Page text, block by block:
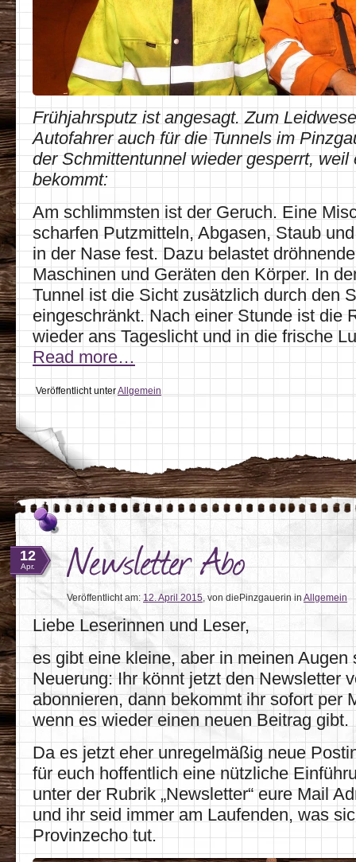
Frühjahrsputz ist angesagt. Zum
Autofahrer auch für die Tunnels im
der Schmittentunnel wieder gesperrt, weil
bekommt:
Am schlimmsten ist der Geruch. Eine
scharfen Putzmitteln, Abgasen, Staub
in der Nase fest. Dazu belastet
Maschinen und Geräten den Körper. In
Tunnel ist die Sicht zusätzlich durch den
eingeschränkt. Nach einer Stunde ist die
wieder ans Tageslicht und in die frische
Read more…
Veröffentlicht unterAllgemein
12
Apr. Newsletter Abo
Veröffentlicht am:12. April 2015,von diePinzgauerininAllgemein
Liebe Leserinnen und Leser,
es gibt eine kleine, aber in meinen Augen
Neuerung: Ihr könnt jetzt den Newsletter
abonnieren, dann bekommt ihr sofort per
wenn es wieder einen neuen Beitrag gibt.
Da es jetzt eher unregelmäßig neue
für euch hoffentlich eine nützliche
unter der Rubrik „Newsletter“ eure Mail
und ihr seid immer am Laufenden, was
Provinzecho tut.